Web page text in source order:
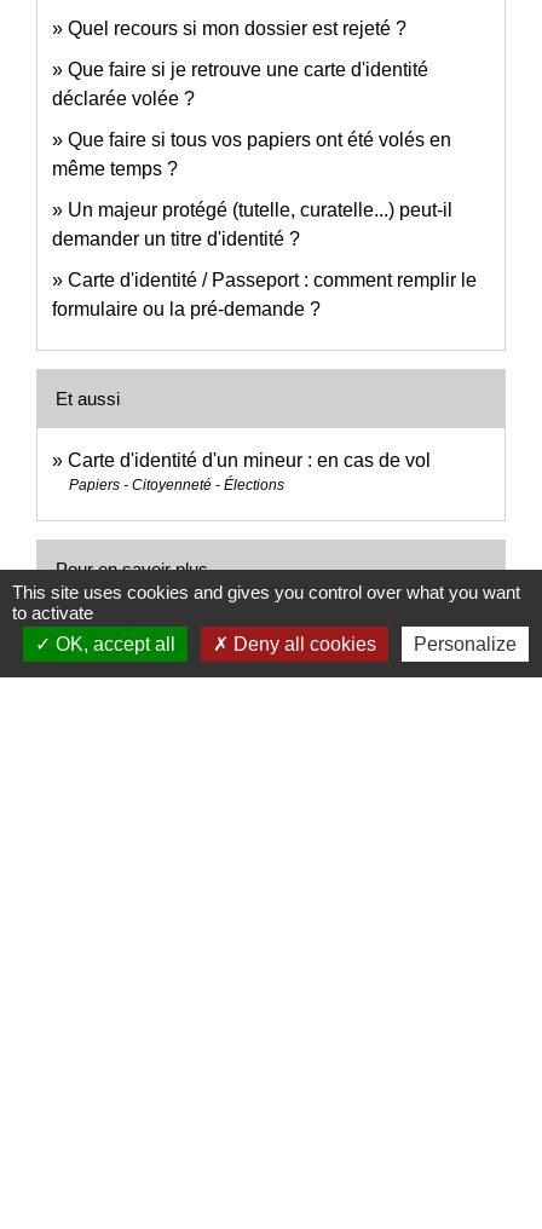
Quel recours si mon dossier est rejeté ?
Que faire si je retrouve une carte d'identité
déclarée volée ?
Que faire si tous vos papiers ont été volés en
même temps ?
Un majeur protégé (tutelle, curatelle...) peut-il
demander un titre d'identité ?
Carte d'identité / Passeport : comment remplir le
formulaire ou la pré-demande ?
Et aussi
Carte d'identité d'un mineur : en cas de vol
Papiers - Citoyenneté - Élections
Pour en savoir plus
Consuls honoraires habilités à remettre les cartes
d'identité et les passeportsopen_in_new
This site uses cookies and gives you control over what you want
to activate
OK, accept all
Deny all cookies Personalize